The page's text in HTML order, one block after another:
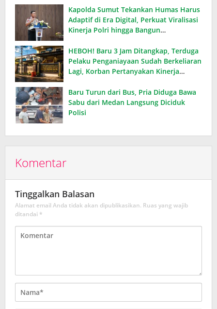
Kapolda Sumut Tekankan Humas Harus
Adaptif di Era Digital, Perkuat Viralisasi
Kinerja Polri hingga Bangun
HEBOH! Baru 3 Jam Ditangkap, Terduga
Pelaku Penganiayaan Sudah Berkeliaran
Lagi, Korban Pertanyakan Kinerja
Baru Turun dari Bus, Pria Diduga Bawa
Sabu dari Medan Langsung Diciduk
Polisi
Komentar
Tinggalkan Balasan
Alamat email Anda tidak akan dipublikasikan. Ruas yang wajib
ditandai *